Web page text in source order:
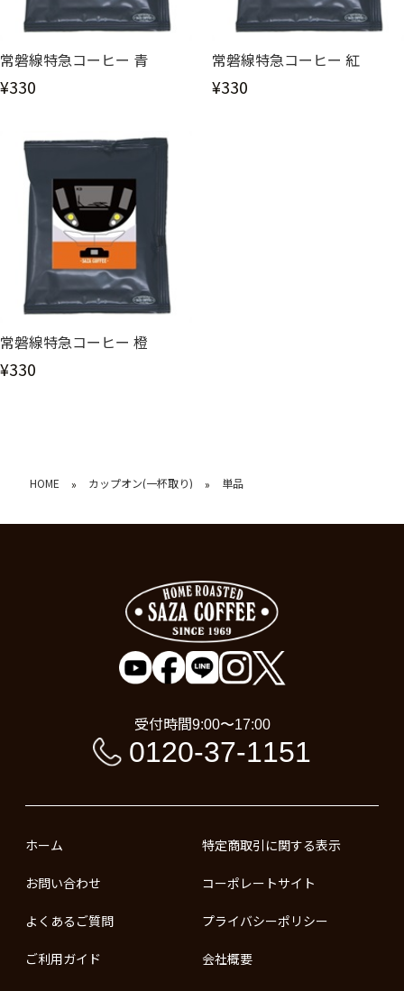
常磐線特急コーヒー 青
¥330
常磐線特急コーヒー 紅
¥330
常磐線特急コーヒー 橙
¥330
HOME » カップオン(一杯取り) » 単品
受付時間9:00〜17:00
0120-37-1151
ホーム
お問い合わせ
よくあるご質問
ご利用ガイド
特定商取引に関する表示
コーポレートサイト
プライバシーポリシー
会社概要